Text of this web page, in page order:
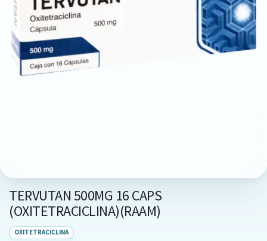
TERVUTAN 500MG 16 CAPS
(OXITETRACICLINA)(RAAM)
OXITETRACICLINA